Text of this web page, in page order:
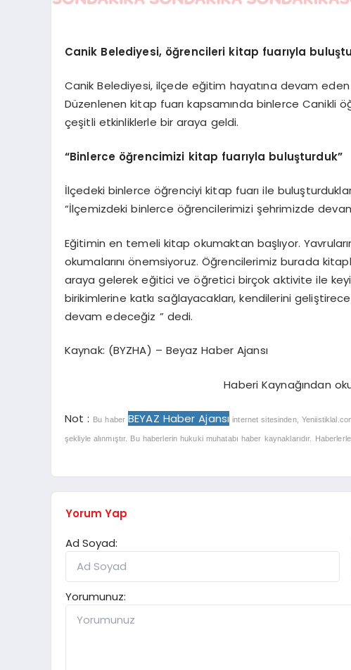
Canik Belediyesi, öğrencileri kitap fuarıyla
Canik Belediyesi, ilçede eğitim hayatına devam
Düzenlenen kitap fuarı kapsamında binlerce Canikli
çeşitli etkinliklerle bir araya geldi.
“Binlerce öğrencimizi kitap fuarıyla buluşturduk”
İlçedeki binlerce öğrenciyi kitap fuarı ile
“İlçemizdeki binlerce öğrencilerimizi şehrimizde
Eğitimin en temeli kitap okumaktan başlıyor.
okumalarını önemsiyoruz. Öğrencilerimiz burada
araya gelerek eğitici ve öğretici birçok aktivite ile
birikimlerine katkı sağlayacakları, kendilerini
devam edeceğiz ” dedi.
Kaynak: (BYZHA) – Beyaz Haber Ajansı
Haberi Kaynağından
Not : Bu haber BEYAZ Haber Ajansı internet sitesinden,
şekliyle alınmıştır. Bu haberlerin hukuki muhatabı haber kaynaklarıdır.
Yorum Yap
Ad Soyad:
Yorumunuz: